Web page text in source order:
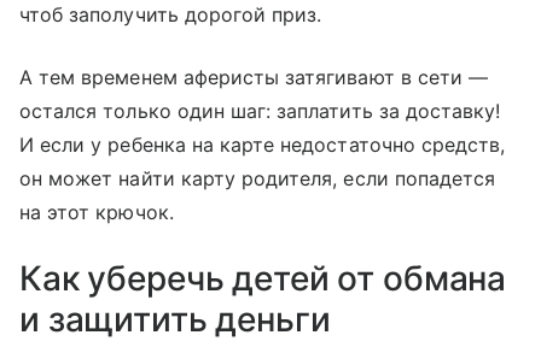
чтоб заполучить дорогой приз.
А тем временем аферисты затягивают в сети —
остался только один шаг: заплатить за доставку!
И если у ребенка на карте недостаточно средств,
он может найти карту родителя, если попадется
на этот крючок.
Как уберечь детей от обмана
и защитить деньги